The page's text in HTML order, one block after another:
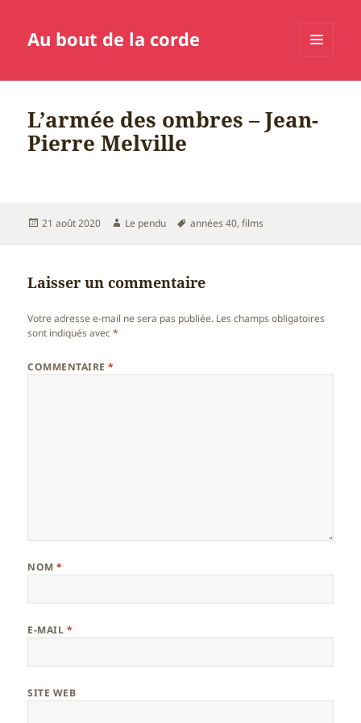
Au bout de la corde
L’armée des ombres – Jean-
Pierre Melville
Publié
21 août 2020 Auteur
Le pendu
Mots-
années 40,films
Laisser un commentaire
Votre adresse e-mail ne sera pas publiée. Les champs obligatoires
sont indiqués avec*
COMMENTAIRE*
NOM*
E-MAIL *
SITE WEB